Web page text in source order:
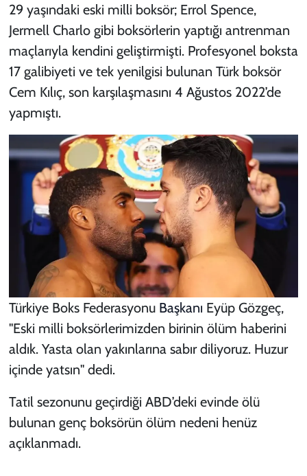
29 yaşındaki eski milli boksör; Errol Spence,
Jermell Charlo gibi boksörlerin yaptığı antrenman
maçlarıyla kendini geliştirmişti. Profesyonel boksta
17 galibiyeti ve tek yenilgisi bulunan Türk boksör
Cem Kılıç, son karşılaşmasını 4 Ağustos 2022’de
yapmıştı.
Türkiye Boks Federasyonu Başkanı Eyüp Gözgeç,
"Eski milli boksörlerimizden birinin ölüm haberini
aldık. Yasta olan yakınlarına sabır diliyoruz. Huzur
içinde yatsın" dedi.
Tatil sezonunu geçirdiği ABD’deki evinde ölü
bulunan genç boksörün ölüm nedeni henüz
açıklanmadı.